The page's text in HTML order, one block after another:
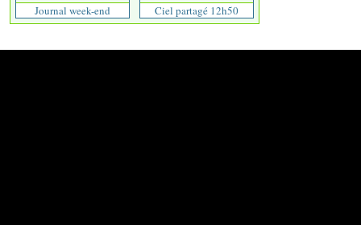
Journal week-end Ciel partagé 12h50